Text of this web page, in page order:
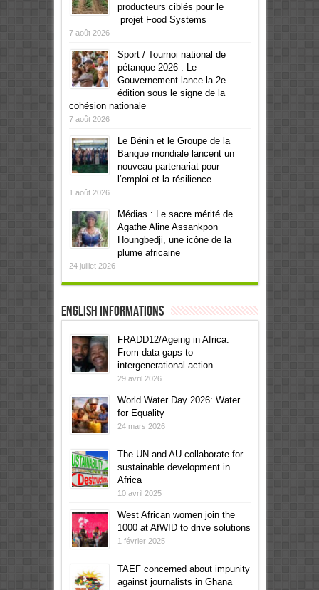
producteurs ciblés pour le
projet Food Systems
7 août 2026
Sport / Tournoi national de
pétanque 2026 : Le
Gouvernement lance la 2e
édition sous le signe de la
cohésion nationale
7 août 2026
Le Bénin et le Groupe de la
Banque mondiale lancent un
nouveau partenariat pour
l’emploi et la résilience
1 août 2026
Médias : Le sacre mérité de
Agathe Aline Assankpon
Houngbedji, une icône de la
plume africaine
24 juillet 2026
English informations
FRADD12/Ageing in Africa:
From data gaps to
intergenerational action
29 avril 2026
World Water Day 2026: Water
for Equality
24 mars 2026
The UN and AU collaborate for
sustainable development in
Africa
10 avril 2025
West African women join the
1000 at AfWID to drive solutions
1 février 2025
TAEF concerned about impunity
against journalists in Ghana